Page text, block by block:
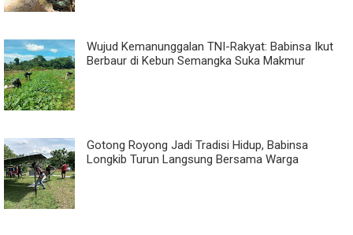
Wujud Kemanunggalan TNI-Rakyat: Babinsa Ikut
Berbaur di Kebun Semangka Suka Makmur
Gotong Royong Jadi Tradisi Hidup, Babinsa
Longkib Turun Langsung Bersama Warga